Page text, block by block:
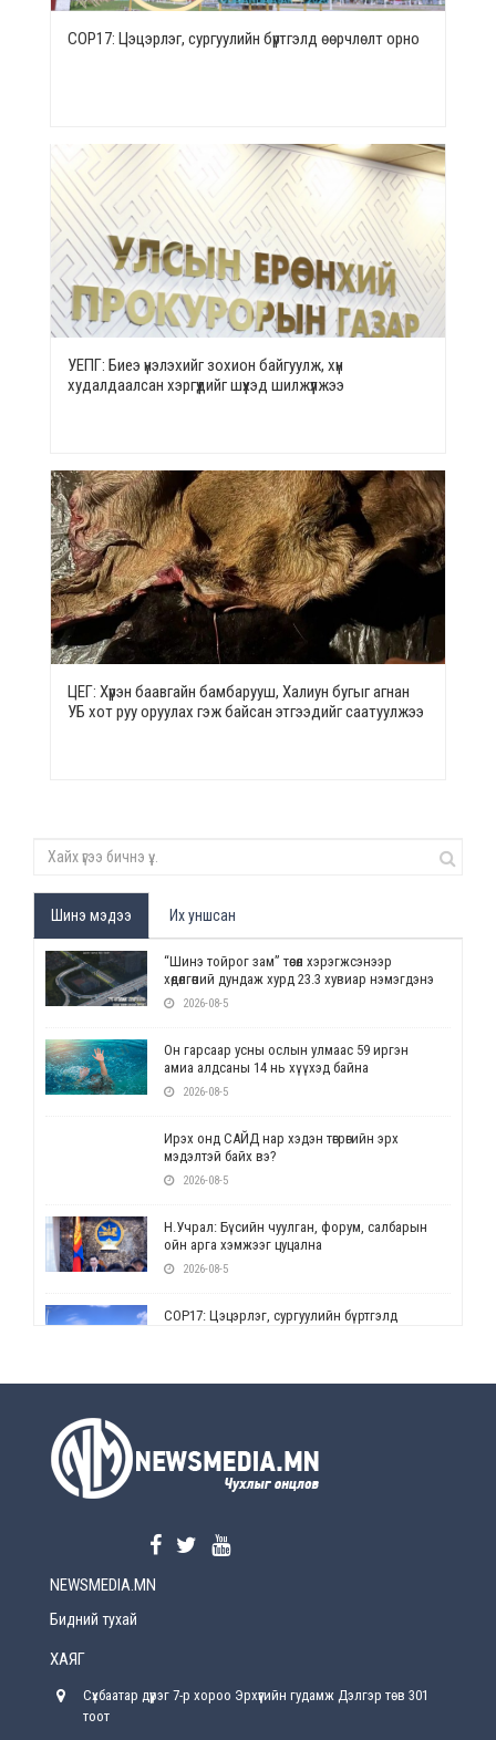
СОР17: Цэцэрлэг, сургуулийн бүртгэлд өөрчлөлт орно
УЕПГ: Биеэ үнэлэхийг зохион байгуулж, хүн
худалдаалсан хэргүүдийг шүүхэд шилжүүлжээ
ЦЕГ: Хүрэн баавгайн бамбарууш, Халиун бугыг агнан
УБ хот руу оруулах гэж байсан этгээдийг саатуулжээ
Шинэ мэдээ Их уншсан
“Шинэ тойрог зам” төсөл хэрэгжсэнээр
хөдөлгөөний дундаж хурд 23.3 хувиар нэмэгдэнэ
2026-08-5
Он гарсаар усны ослын улмаас 59 иргэн
амиа алдсаны 14 нь хүүхэд байна
2026-08-5
Ирэх онд САЙД нар хэдэн төгрөгийн эрх
мэдэлтэй байх вэ?
2026-08-5
Н.Учрал: Бүсийн чуулган, форум, салбарын
ойн арга хэмжээг цуцална
2026-08-5
СОР17: Цэцэрлэг, сургуулийн бүртгэлд
2026-08-5
2026-08-5
хүрсэн өгөөжөөрөө ажлаа үнэлж, хэрэгжилтээ
NEWSMEDIA.MN
Бидний тухай
ХАЯГ
Сүхбаатар дүүрэг 7-р хороо Эрхүүгийн гудамж Дэлгэр төв 301
тоот